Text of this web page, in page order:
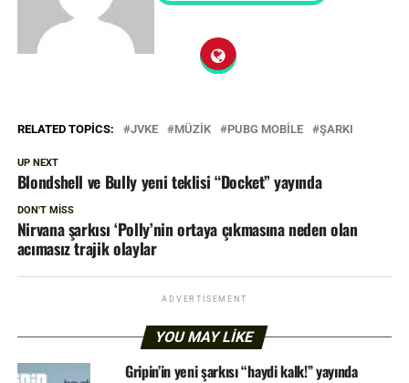
RELATED TOPICS: JVKE MÜZIK PUBG MOBILE ŞARKI
UP NEXT
Blondshell ve Bully yeni teklisi “Docket” yayında
DON'T MISS
Nirvana şarkısı ‘Polly’nin ortaya çıkmasına neden olan
acımasız trajik olaylar
ADVERTISEMENT
YOU MAY LIKE
Gripin’in yeni şarkısı “haydi kalk!” yayında